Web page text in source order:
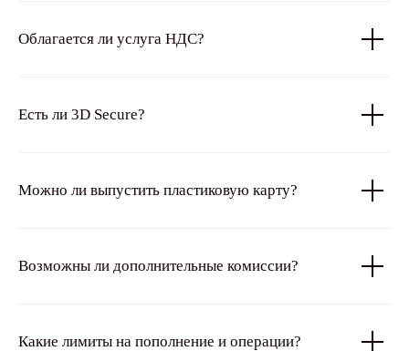
Облагается ли услуга НДС?
Есть ли 3D Secure?
Можно ли выпустить пластиковую карту?
Возможны ли дополнительные комиссии?
Какие лимиты на пополнение и операции?